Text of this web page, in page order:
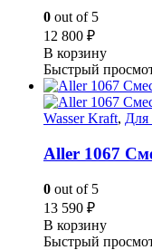
0 out of 5
12 800 ₽
В корзину
Быстрый
Wasser Kraft, Для
Aller 1067
0 out of 5
13 590 ₽
В корзину
Быстрый